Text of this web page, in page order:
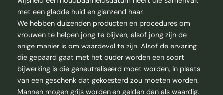
met een gladde huid en glanzend haar.
We hebben duizenden producten en procedures om
vrouwen te helpen jong te blijven, alsof jong zijn de
enige manier is om waardevol te zijn. Alsof de ervaring
die gepaard gaat met het ouder worden een soort
bijwerking is die geneutraliseerd moet worden, in plaats
van een geschenk dat gekoesterd zou moeten worden.
Mannen mogen grijs worden en gelden dan als waardig.